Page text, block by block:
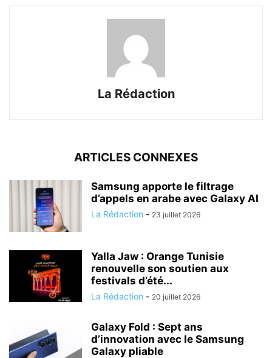
La Rédaction
ARTICLES CONNEXES
Samsung apporte le filtrage
d’appels en arabe avec Galaxy AI
La Rédaction - 23 juillet 2026
Yalla Jaw : Orange Tunisie
renouvelle son soutien aux
festivals d’été...
La Rédaction - 20 juillet 2026
Galaxy Fold : Sept ans
d’innovation avec le Samsung
Galaxy pliable